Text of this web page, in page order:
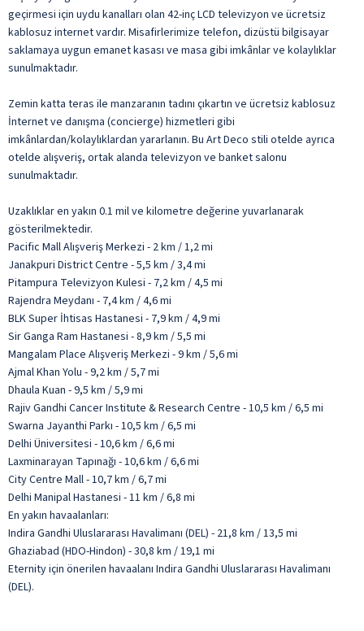
geçirmesi için uydu kanalları olan 42-inç LCD televizyon ve ücretsiz
kablosuz internet vardır. Misafirlerimize telefon, dizüstü bilgisayar
saklamaya uygun emanet kasası ve masa gibi imkânlar ve kolaylıklar
sunulmaktadır.
Zemin katta teras ile manzaranın tadını çıkartın ve ücretsiz kablosuz
İnternet ve danışma (concierge) hizmetleri gibi
imkânlardan/kolaylıklardan yararlanın. Bu Art Deco stili otelde ayrıca
otelde alışveriş, ortak alanda televizyon ve banket salonu
sunulmaktadır.
Uzaklıklar en yakın 0.1 mil ve kilometre değerine yuvarlanarak
gösterilmektedir.
Pacific Mall Alışveriş Merkezi - 2 km / 1,2 mi
Janakpuri District Centre - 5,5 km / 3,4 mi
Pitampura Televizyon Kulesi - 7,2 km / 4,5 mi
Rajendra Meydanı - 7,4 km / 4,6 mi
BLK Super İhtisas Hastanesi - 7,9 km / 4,9 mi
Sir Ganga Ram Hastanesi - 8,9 km / 5,5 mi
Mangalam Place Alışveriş Merkezi - 9 km / 5,6 mi
Ajmal Khan Yolu - 9,2 km / 5,7 mi
Dhaula Kuan - 9,5 km / 5,9 mi
Rajiv Gandhi Cancer Institute & Research Centre - 10,5 km / 6,5 mi
Swarna Jayanthi Parkı - 10,5 km / 6,5 mi
Delhi Üniversitesi - 10,6 km / 6,6 mi
Laxminarayan Tapınağı - 10,6 km / 6,6 mi
City Centre Mall - 10,7 km / 6,7 mi
Delhi Manipal Hastanesi - 11 km / 6,8 mi
En yakın havaalanları:
Indira Gandhi Uluslararası Havalimanı (DEL) - 21,8 km / 13,5 mi
Ghaziabad (HDO-Hindon) - 30,8 km / 19,1 mi
Eternity için önerilen havaalanı Indira Gandhi Uluslararası Havalimanı
(DEL).